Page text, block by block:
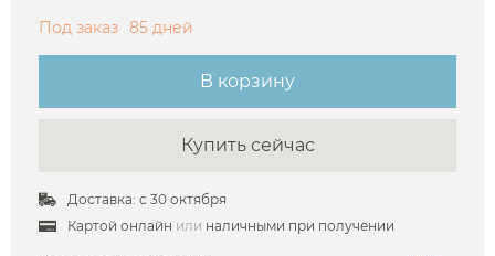
Под заказ 85 дней
В корзину
Купить сейчас
Доставка: с 30 октября
Картой онлайн или наличными при получении